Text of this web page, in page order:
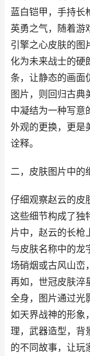
蓝白铠甲，手持长
英勇之气，随着游
引擎之心皮肤的图
化为未来战士的硬
条，让静态的画面
图片，则回归古典
中凝结为一种写意
外观的更换，更是
诠释。
二，皮肤图片中的
仔细观察赵云的皮
这些细节构成了独
片中，赵云的长枪
与皮肤名称中的龙
场硝烟或古风山峦
再如，世冠皮肤淬
全身，图片通过光
如天界战神的形象
理，武器造型，背
的不同故事，让玩